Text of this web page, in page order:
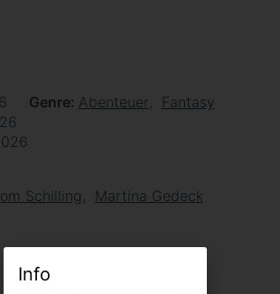
6 Genre Abenteuer
Fantasy
Schilling Martina Gedeck
Info